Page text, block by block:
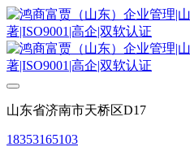
山东省济南市天桥区D17
18353165103